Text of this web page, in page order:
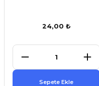
24,00 ₺
Sepete Ekle